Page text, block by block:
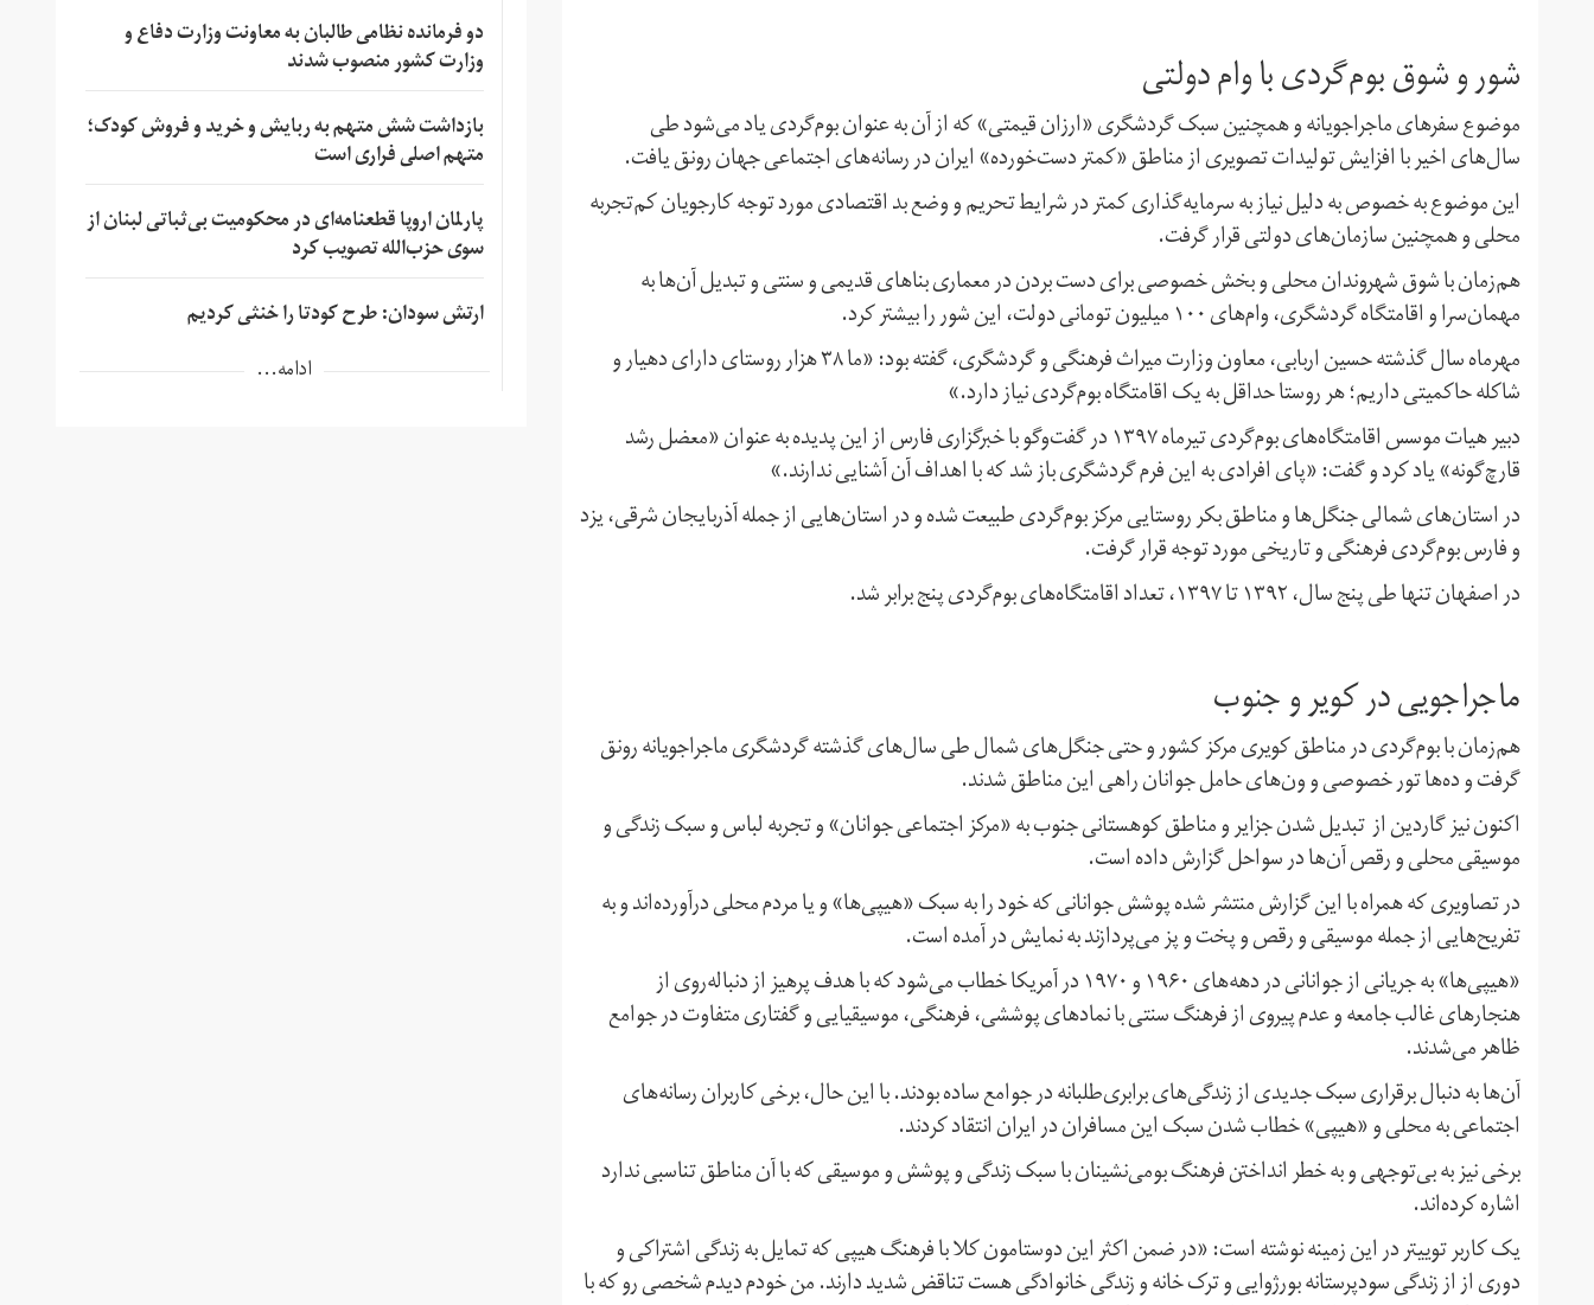
شور و شوق بوم‌گردی با وام دولتی
موضوع سفرهای ماجراجویانه و همچنین سبک گردشگری «ارزان‌ قیمتی» که از آن به عنوان بوم‌گردی یاد می‌شود طی
سال‌های اخیر با افزایش تولیدات تصویری از مناطق «کمتر دست‌خورده» ایران در رسانه‌های اجتماعی جهان رونق یافت.
این موضوع به خصوص به دلیل نیاز به سرمایه‌گذاری کمتر در شرایط تحریم و وضع بد اقتصادی مورد توجه کارجویان کم‌تجربه
محلی و همچنین سازمان‌های دولتی قرار گرفت.
هم‌زمان با شوق شهروندان محلی و بخش خصوصی برای دست بردن در معماری بناهای قدیمی و سنتی و تبدیل آن‌ها به
مهمان‌سرا و اقامتگاه گردشگری،‌ وام‌های ۱۰۰ میلیون تومانی دولت، این شور را بیشتر کرد.
مهرماه سال گذشته حسین اربابی، معاون وزارت میراث فرهنگی و گردشگری، گفته بود: «ما ۳۸ هزار روستای دارای دهیار و
شاکله حاکمیتی داریم؛ هر روستا حداقل به یک اقامتگاه بوم‌گردی نیاز دارد.»
دبیر هیات موسس اقامتگاه‌های بوم‌گردی تیرماه ۱۳۹۷ در گفت‌وگو با خبرگزاری فارس از این پدیده به عنوان «معضل رشد
قارچ‌گونه» یاد کرد و گفت: «پای افرادی به این فرم گردشگری باز شد که با اهداف آن آشنایی ندارند.»
در استان‌های شمالی جنگل‌ها و مناطق بکر روستایی مرکز بوم‌گردی طبیعت شده و در استان‌هایی از جمله آذربایجان شرقی،‌ یزد
و فارس بوم‌گردی فرهنگی و تاریخی مورد توجه قرار گرفت.
در اصفهان تنها طی پنج سال،‌ ۱۳۹۲ تا ۱۳۹۷،‌ تعداد اقامتگاه‌های بوم‌گردی پنج برابر شد.
ماجراجویی در کویر و جنوب
هم‌زمان با بوم‌گردی در مناطق کویری مرکز کشور و حتی جنگل‌های شمال طی سال‌های گذشته گردشگری ماجراجویانه رونق
گرفت و ده‌ها تور خصوصی و ون‌های حامل جوانان راهی این مناطق شدند.
اکنون نیز گاردین از تبدیل شدن جزایر و مناطق کوهستانی جنوب به «مرکز اجتماعی جوانان» و تجربه لباس و سبک زندگی و
موسیقی محلی و رقص آن‌ها در سواحل گزارش داده است.
در تصاویری که همراه با این گزارش منتشر شده پوشش جوانانی که خود را به سبک «هیپی‌ها» و یا مردم محلی درآورده‌اند و به
تفریح‌هایی از جمله موسیقی و رقص و پخت و پز می‌پردازند به نمایش در آمده است.
«هیپی‌ها» به جریانی از جوانانی در دهه‌های ۱۹۶۰ و ۱۹۷۰ در آمریکا خطاب می‌شود که با هدف پرهیز از دنباله‌روی از
هنجارهای غالب جامعه و عدم پیروی از فرهنگ سنتی با نمادهای پوششی، فرهنگی، موسیقیایی و گفتاری متفاوت در جوامع
ظاهر می‌شدند.
آن‌ها به دنبال برقراری سبک جدیدی از زندگی‌های برابری‌طلبانه در جوامع ساده بودند. با این حال،‌ برخی کاربران رسانه‌های
اجتماعی به محلی و «هیپی» خطاب شدن سبک این مسافران در ایران انتقاد کردند.
برخی نیز به بی‌توجهی و به خطر انداختن فرهنگ بومی‌نشینان با سبک زندگی و پوشش و موسیقی که با آن‌ مناطق تناسبی ندارد
اشاره کرده‌اند.
یک کاربر توییتر در این زمینه نوشته است: «در ضمن اکثر این دوستامون کلا با فرهنگ هیپی که تمایل به زندگی اشتراکی و
دوری از از زندگی سودپرستانه بورژوایی و ترک خانه و زندگی خانوادگی هست تناقض شدید دارند. ‏من خودم دیدم شخصی رو که با
دو فرمانده نظامی طالبان به معاونت وزارت دفاع و
وزارت کشور منصوب شدند
بازداشت شش متهم به ربایش و خرید و فروش کودک؛
متهم اصلی فراری است
پارلمان اروپا قطعنامه‌ای در محکومیت بی‌ثباتی لبنان از
سوی حزب‌الله تصویب کرد
ارتش سودان: طرح کودتا را خنثی کردیم
ادامه...